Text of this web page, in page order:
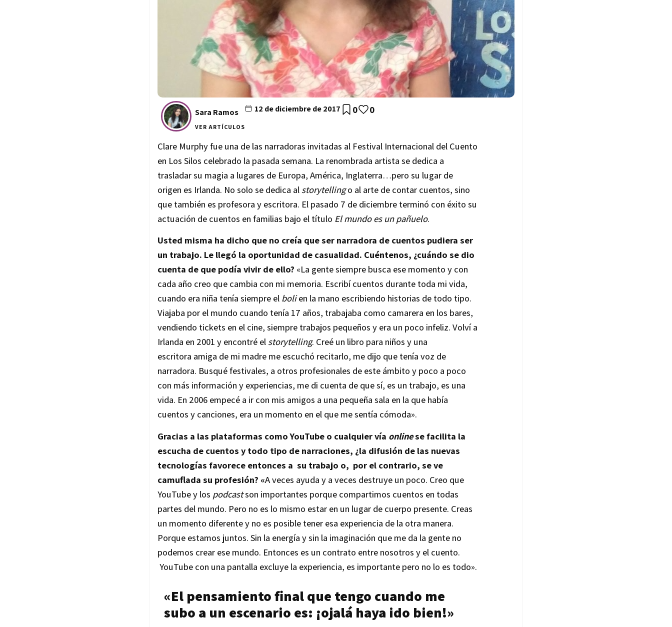
Sara Ramos
VER ARTÍCULOS
12 de diciembre de 2017 0 0
Clare Murphy fue una de las narradoras invitadas al Festival Internacional del Cuento
en Los Silos celebrado la pasada semana. La renombrada artista se dedica a
trasladar su magia a lugares de Europa, América, Inglaterra…pero su lugar de
origen es Irlanda. No solo se dedica al storytellingo al arte de contar cuentos, sino
que también es profesora y escritora. El pasado 7 de diciembre terminó con éxito su
actuación de cuentos en familias bajo el título El mundo es un pañuelo.
Usted misma ha dicho que no creía que ser narradora de cuentos pudiera ser
un trabajo. Le llegó la oportunidad de casualidad. Cuéntenos, ¿cuándo se dio
cuenta de que podía vivir de ello? «La gente siempre busca ese momento y con
cada año creo que cambia con mi memoria. Escribí cuentos durante toda mi vida,
cuando era niña tenía siempre el bolien la mano escribiendo historias de todo tipo.
Viajaba por el mundo cuando tenía 17 años, trabajaba como camarera en los bares,
vendiendo tickets en el cine, siempre trabajos pequeños y era un poco infeliz. Volví a
Irlanda en 2001 y encontré el storytelling. Creé un libro para niños y una
escritora amiga de mi madre me escuchó recitarlo, me dijo que tenía voz de
narradora. Busqué festivales, a otros profesionales de este ámbito y poco a poco
con más información y experiencias, me di cuenta de que sí, es un trabajo, es una
vida. En 2006 empecé a ir con mis amigos a una pequeña sala en la que había
cuentos y canciones, era un momento en el que me sentía cómoda».
Gracias a las plataformas como YouTube o cualquier vía onlinese facilita la
escucha de cuentos y todo tipo de narraciones, ¿la difusión de las nuevas
tecnologías favorece entonces a su trabajo o, por el contrario, se ve
camuflada su profesión? «A veces ayuda y a veces destruye un poco. Creo que
YouTube y los podcastson importantes porque compartimos cuentos en todas
partes del mundo. Pero no es lo mismo estar en un lugar de cuerpo presente. Creas
un momento diferente y no es posible tener esa experiencia de la otra manera.
Porque estamos juntos. Sin la energía y sin la imaginación que me da la gente no
podemos crear ese mundo. Entonces es un contrato entre nosotros y el cuento.
YouTube con una pantalla excluye la experiencia, es importante pero no lo es todo».
«El pensamiento final que tengo cuando me
subo a un escenario es: ¡ojalá haya ido bien!»